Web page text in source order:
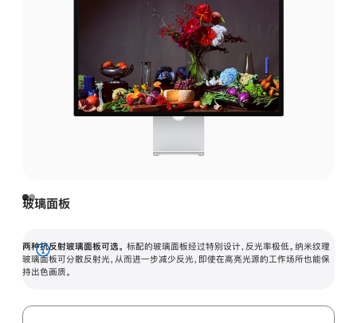
玻璃面板
两种抗反射玻璃面板可选。 标配的玻璃面板经过特别设计，反光率极低。纳米纹理
玻璃面板可分散反射光，从而进一步减少反光，即使在高亮光源的工作场所也能保
持出色画质。
展
开